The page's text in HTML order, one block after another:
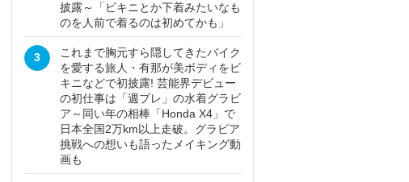
披露～「ビキニとか下着みたいなも
のを人前で着るのは初めてかも」
3
これまで胸元すら隠してきたバイク
を愛する旅人・有那が美ボディをビ
キニなどで初披露! 芸能界デビュー
の初仕事は「週プレ」の水着グラビ
ア～同い年の相棒「Honda X4」で
日本全国2万km以上走破。グラビア
挑戦への想いも語ったメイキング動
画も